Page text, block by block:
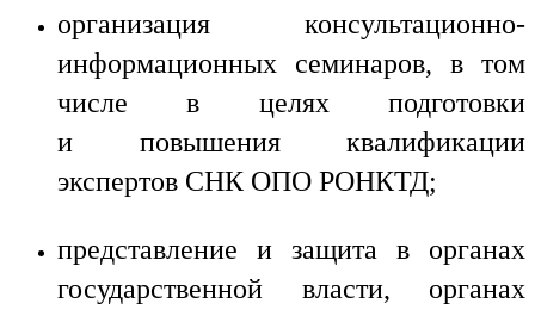
организация консультационно-
информационных семинаров, в том
числе в целях подготовки
и повышения квалификации
экспертов СНК ОПО РОНКТД;
представление и защита в органах
государственной власти, органах